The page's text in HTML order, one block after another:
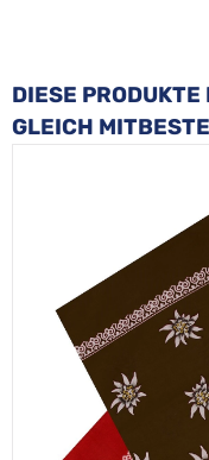
Produktgalerie
DIESE
GLEICH